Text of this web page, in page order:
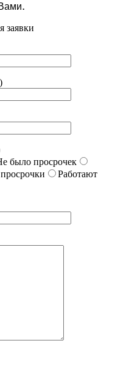
.
заявки
было просрочек
Работают